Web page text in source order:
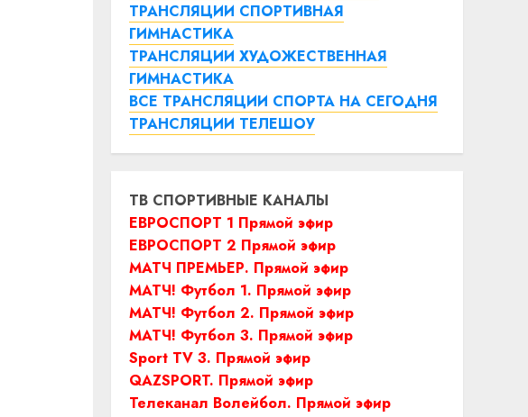
ТРАНСЛЯЦИИ СПОРТИВНАЯ
ГИМНАСТИКА
ТРАНСЛЯЦИИ ХУДОЖЕСТВЕННАЯ
ГИМНАСТИКА
ВСЕ ТРАНСЛЯЦИИ СПОРТА НА СЕГОДНЯ
ТРАНСЛЯЦИИ ТЕЛЕШОУ
ТВ СПОРТИВНЫЕ КАНАЛЫ
ЕВРОСПОРТ 1 Прямой эфир
ЕВРОСПОРТ 2 Прямой эфир
МАТЧ ПРЕМЬЕР. Прямой эфир
МАТЧ! Футбол 1. Прямой эфир
МАТЧ! Футбол 2. Прямой эфир
МАТЧ! Футбол 3. Прямой эфир
Sport TV 3. Прямой эфир
QAZSPORT. Прямой эфир
Телеканал Волейбол. Прямой эфир